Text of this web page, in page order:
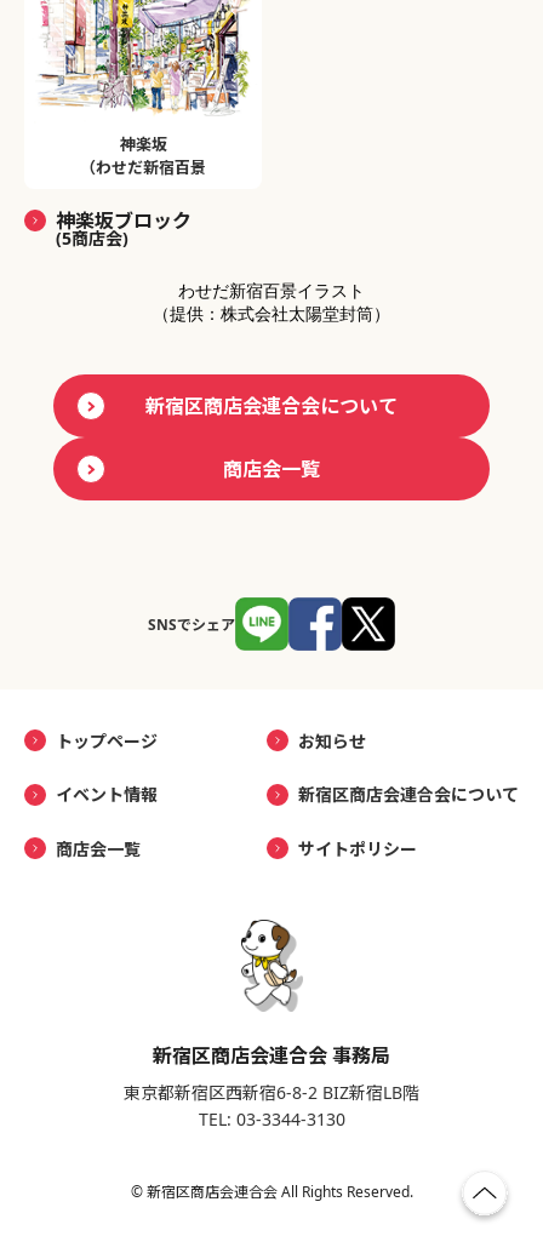
神楽坂
（わせだ新宿百景
神楽坂ブロック
(5商店会)
わせだ新宿百景イラスト
（提供：株式会社太陽堂封筒）
新宿区商店会連合会について
商店会一覧
SNSでシェア
トップページ お知らせ
イベント情報 新宿区商店会連合会について
商店会一覧 サイトポリシー
新宿区商店会連合会 事務局
東京都新宿区西新宿6-8-2 BIZ新宿LB階
TEL: 03-3344-3130
© 新宿区商店会連合会 All Rights Reserved.